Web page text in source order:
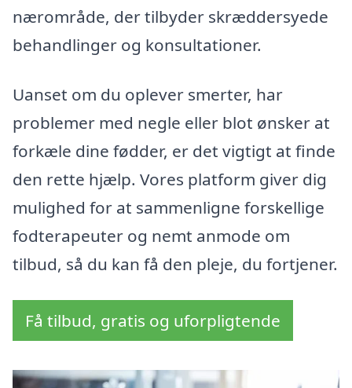
nærområde, der tilbyder skræddersyede
behandlinger og konsultationer.
Uanset om du oplever smerter, har
problemer med negle eller blot ønsker at
forkæle dine fødder, er det vigtigt at finde
den rette hjælp. Vores platform giver dig
mulighed for at sammenligne forskellige
fodterapeuter og nemt anmode om
tilbud, så du kan få den pleje, du fortjener.
Få tilbud, gratis og uforpligtende